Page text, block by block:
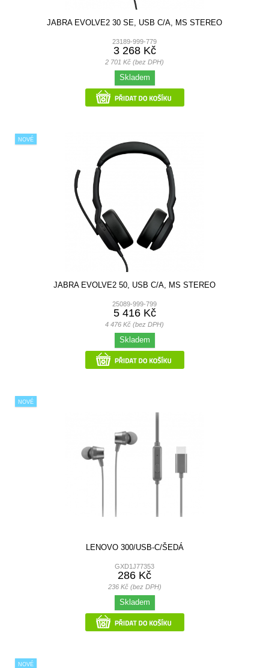
JABRA EVOLVE2 30 SE, USB C/A, MS STEREO
23189-999-779
3 268 Kč
2 701 Kč (bez DPH)
Skladem
NOVÉ
JABRA EVOLVE2 50, USB C/A, MS STEREO
25089-999-799
5 416 Kč
4 476 Kč (bez DPH)
Skladem
NOVÉ
LENOVO 300/USB-C/ŠEDÁ
GXD1J77353
286 Kč
236 Kč (bez DPH)
Skladem
NOVÉ